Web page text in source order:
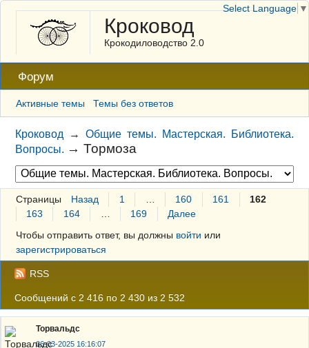
Кроковод
Крокодиловодство 2.0
Форум
Активные темы Темы без ответов
Кроковод →Общие темы. Мастерская. Библиотека.
Вопросы. →Тормоза
Страницы Назад 1 160 161
162
163
164 169
Далее
Чтобы отправить ответ, вы должны войти или
зарегистрироваться
RSS
Сообщений с 2 416 по 2 430 из 2 532
Торвальдс
06-03-2025 16:16:07
Select Language ▼